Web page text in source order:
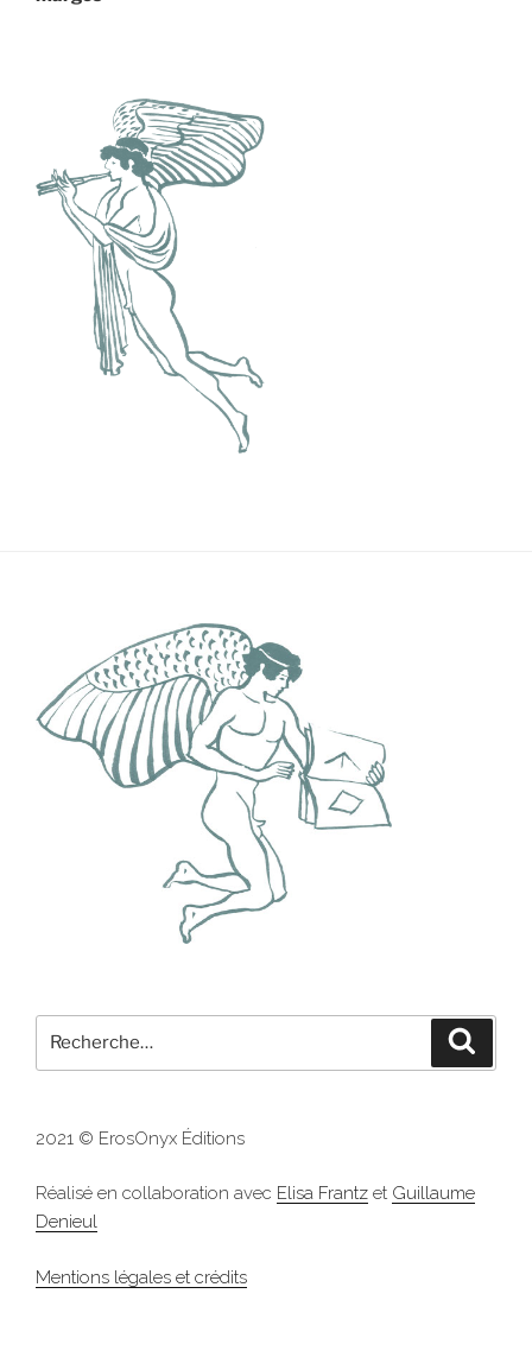
pour
2021 © ErosOnyx Éditions
Réalisé en collaboration avec Elisa Frantz et Guillaume
Denieul
Mentions légales et crédits